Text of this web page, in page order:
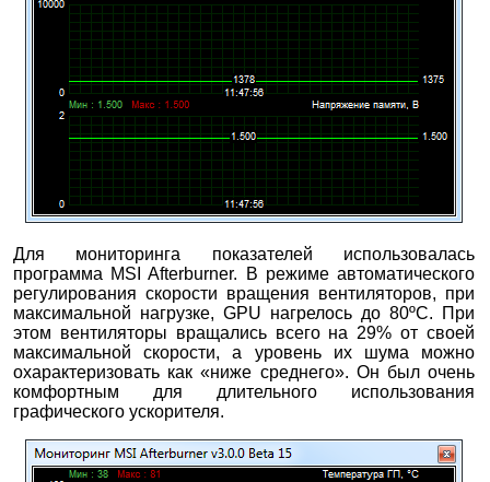
Для мониторинга показателей использовалась
программа MSI Afterburner. В режиме автоматического
регулирования скорости вращения вентиляторов, при
максимальной нагрузке, GPU нагрелось до 80ºС. При
этом вентиляторы вращались всего на 29% от своей
максимальной скорости, а уровень их шума можно
охарактеризовать как «ниже среднего». Он был очень
комфортным для длительного использования
графического ускорителя.